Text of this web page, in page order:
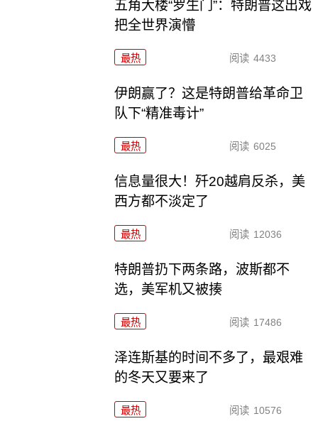
五角大楼“罗生门”：特朗普这出戏
把全世界演懵
最热 阅读 4433
伊朗赢了？这是特朗普给革命卫
队下“精准毒计”
最热 阅读 6025
信息量很大！歼20越肩反杀，美
西方都不淡定了
最热 阅读 12036
特朗普扔下两条路，波斯都不
选，美军机又被揍
最热 阅读 17486
泽连斯基的时间不多了，最艰难
的冬天又要来了
最热 阅读 10576